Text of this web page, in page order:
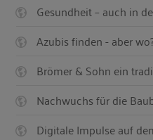
Gesundheit – auch in
Azubis finden - aber
Brömer & Sohn ein
Nachwuchs für die
Digitale Impulse auf